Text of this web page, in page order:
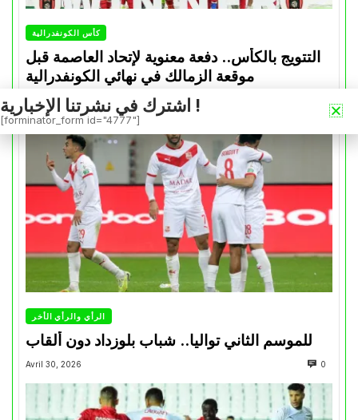
كأس الكونفدرالية
التتويج بالكأس.. دفعة معنوية لإتحاد العاصمة قبل
موقعة الزمالك في نهائي الكونفدرالية
Avril 30, 2026
الرأي والرأي الأخر
للموسم الثاني تواليا.. شباب بلوزداد دون ألقاب
Avril 30, 2026 0
اشترك في نشرتنا الإخبارية !
[forminator_form id="4777"]